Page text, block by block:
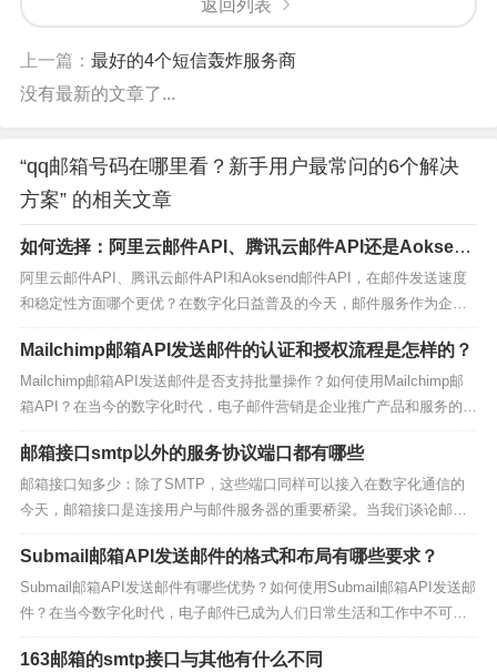
返回列表
上一篇： 最好的4个短信轰炸服务商
没有最新的文章了...
“qq邮箱号码在哪里看？新手用户最常问的6个解决
方案” 的相关文章
如何选择：阿里云邮件API、腾讯云邮件API还是Aoksend
邮件API？
阿里云邮件API、腾讯云邮件API和Aoksend邮件API，在邮件发送速度
和稳定性方面哪个更优？在数字化日益普及的今天，邮件服务作为企业
沟通、营销和客户服务的重要工具，其发送速度和稳定性直接关系到企
业的运营效率和客户满意度。阿里云邮件API、腾讯云邮件API和Aokse
nd邮件API作为市场上较为...
Mailchimp邮箱API发送邮件的认证和授权流程是怎样的？
Mailchimp邮箱API发送邮件是否支持批量操作？如何使用Mailchimp邮
箱API？在当今的数字化时代，电子邮件营销是企业推广产品和服务的重
要手段。Mailchimp作为一个流行的电子邮件营销平台，提供了丰富的功
能和工具，帮助企业创建、发送和优化电子邮件营销活动。然而，对于
希望实现更高级功能...
邮箱接口smtp以外的服务协议端口都有哪些
邮箱接口知多少：除了SMTP，这些端口同样可以接入在数字化通信的
今天，邮箱接口是连接用户与邮件服务器的重要桥梁。当我们谈论邮箱
接口时，SMTP（Simple Mail Transfer Protocol，简单邮件传输协议）
无疑是人们首先想到的。SMTP端口25是用于发送邮件的标准端口，然
而，邮箱接口...
Submail邮箱API发送邮件的格式和布局有哪些要求？
Submail邮箱API发送邮件有哪些优势？如何使用Submail邮箱API发送邮
件？在当今数字化时代，电子邮件已成为人们日常生活和工作中不可或
缺的一部分。对于企业和开发者而言，使用API（应用程序接口）来发送
邮件已成为一种高效、自动化的解决方案。Submail邮箱API作为其中的
163邮箱的smtp接口与其他有什么不同